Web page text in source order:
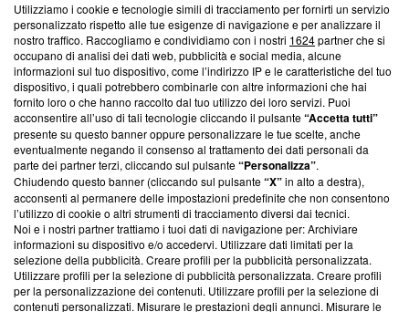
Questa sezione offre informazioni trasparenti su Blasting
News, sui nostri processi editoriali e su come ci impegniamo a
creare news di qualità. Inoltre, afferma la nostra aderenza a
‘Trust Project - News with Integrity’Blasting News non è
ancora membro del programma, ma ha richiesto di farne
parte; Trust Project non ha ancora effettuato una verifica di
conformità agli standard.
Su di noi
Team editoriale
Corporate
Redazione
Informativa Privacy
Utilizziamo i cookie e tecnologie simili di tracciamento per fornirti un servizio
personalizzato rispetto alle tue esigenze di navigazione e per analizzare il
nostro traffico. Raccogliamo e condividiamo con i nostri 1624partner che si
occupano di analisi dei dati web, pubblicità e social media, alcune
informazioni sul tuo dispositivo, come l’indirizzo IP e le caratteristiche del tuo
dispositivo, i quali potrebbero combinarle con altre informazioni che hai
fornito loro o che hanno raccolto dal tuo utilizzo dei loro servizi. Puoi
acconsentire all’uso di tali tecnologie cliccando il pulsante“Accetta tutti”
presente su questo banner oppure personalizzare le tue scelte, anche
eventualmente negando il consenso al trattamento dei dati personali da
parte dei partner terzi, cliccando sul pulsante“Personalizza”.
Chiudendo questo banner (cliccando sul pulsante“X”in alto a destra),
acconsenti al permanere delle impostazioni predefinite che non consentono
l’utilizzo di cookie o altri strumenti di tracciamento diversi dai tecnici.
Noi e i nostri partner trattiamo i tuoi dati di navigazione per: Archiviare
informazioni su dispositivo e/o accedervi. Utilizzare dati limitati per la
selezione della pubblicità. Creare profili per la pubblicità personalizzata.
Utilizzare profili per la selezione di pubblicità personalizzata. Creare profili
per la personalizzazione dei contenuti. Utilizzare profili per la selezione di
contenuti personalizzati. Misurare le prestazioni degli annunci. Misurare le